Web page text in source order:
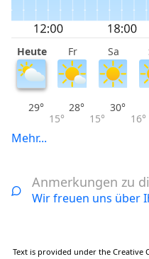
Heute Fr Sa
29°
15°
28°
15°
30°
16°
Mehr...
Anmerkungen zu
Wir freuen uns über
Text is provided under the Creative